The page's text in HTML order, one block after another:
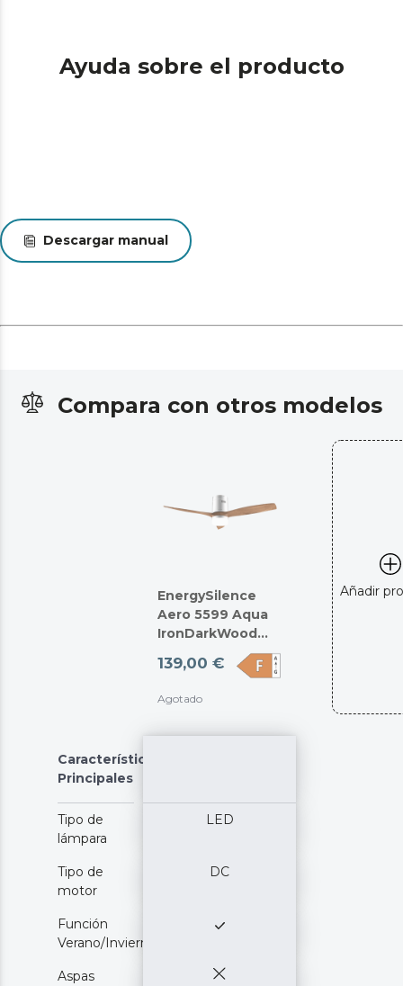
Ayuda sobre el producto
Descargar manual
Compara con otros modelos
EnergySilence
Aero 5599 Aqua
IronDarkWood
139,00 €
Agotado
Añadir
Características
Principales
Tipo de
lámpara
LED
Tipo de
motor
DC
Función
Verano/Invierno
Aspas